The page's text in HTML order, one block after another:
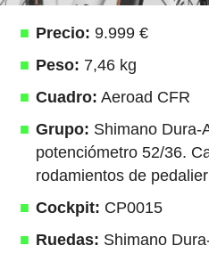
Precio: 9.999 €
Peso: 7,46 kg
Cuadro: Aeroad CFR
Grupo: Shimano Dura-
potenciómetro 52/36.
rodamientos de
Cockpit: CP0015
Ruedas: Shimano